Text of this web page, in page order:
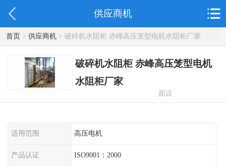
供应商机
首页> 供应商机> 破碎机水阻柜 赤峰高压笼型电机水阻柜厂家
破碎机水阻柜 赤峰高压笼型电机
水阻柜厂家
面议
适用范围 高压电机
产品认证 ISO9001：2000